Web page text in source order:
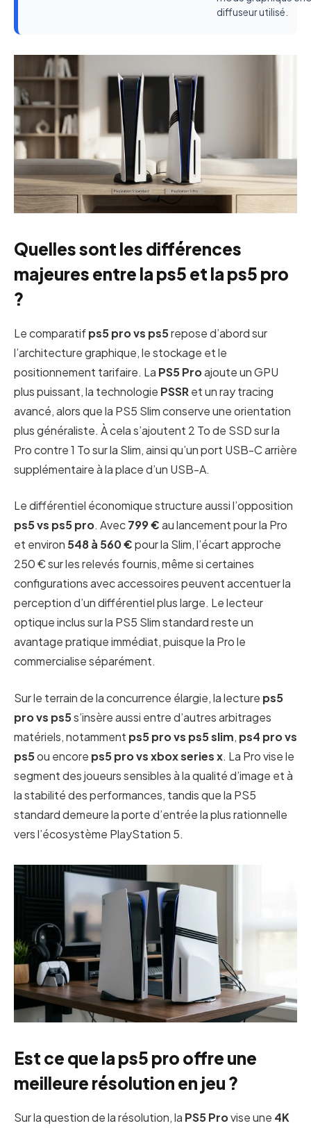
diffuseur utilisé.
Quelles sont les différences
majeures entre la ps5 et la ps5 pro
?
Le comparatifps5 pro vs ps5repose d’abord sur
l’architecture graphique, le stockage et le
positionnement tarifaire. La PS5 Proajoute un GPU
plus puissant, la technologie PSSRet un ray tracing
avancé, alors que la PS5 Slim conserve une orientation
plus généraliste. À cela s’ajoutent 2 To de SSD sur la
Pro contre 1 To sur la Slim, ainsi qu’un port USB-C arrière
supplémentaire à la place d’un USB-A.
Le différentiel économique structure aussi l’opposition
ps5 vs ps5 pro. Avec799 €au lancement pour la Pro
et environ 548 à 560 €pour la Slim, l’écart approche
250 € sur les relevés fournis, même si certaines
configurations avec accessoires peuvent accentuer la
perception d’un différentiel plus large. Le lecteur
optique inclus sur la PS5 Slim standard reste un
avantage pratique immédiat, puisque la Pro le
commercialise séparément.
Sur le terrain de la concurrence élargie, la lecture ps5
pro vs ps5s’insère aussi entre d’autres arbitrages
matériels, notamment ps5 pro vs ps5 slim, ps4 pro vs
ps5ou encore ps5 pro vs xbox series x. La Pro vise le
segment des joueurs sensibles à la qualité d’image et à
la stabilité des performances, tandis que la PS5
standard demeure la porte d’entrée la plus rationnelle
vers l’écosystème PlayStation 5.
Est ce que la ps5 pro offre une
meilleure résolution en jeu ?
Sur la question de la résolution, la PS5 Provise une 4K